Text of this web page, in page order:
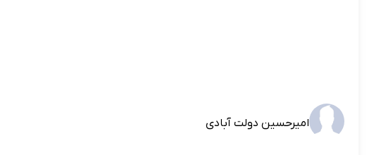
امیرحسین دولت آبادی